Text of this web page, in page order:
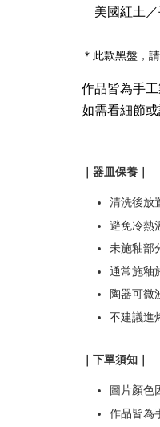
美國紅土
＊此款黑盤，
作品皆為手
如需看細節
｜器皿保養｜
清洗後放
避免冷熱
未施釉部
通常施釉
陶器可微
不建議進
｜下單須知｜
圖片顏色
作品皆為